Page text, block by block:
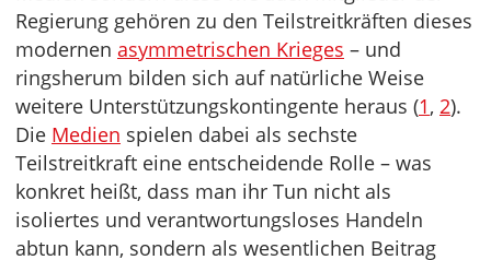
Regierung gehören zu den Teilstreitkräften dieses
modernen asymmetrischen Krieges – und
ringsherum bilden sich auf natürliche Weise
weitere Unterstützungskontingente heraus (1, 2).
Die Medien spielen dabei als sechste
Teilstreitkraft eine entscheidende Rolle – was
konkret heißt, dass man ihr Tun nicht als
isoliertes und verantwortungsloses Handeln
abtun kann, sondern als wesentlichen Beitrag